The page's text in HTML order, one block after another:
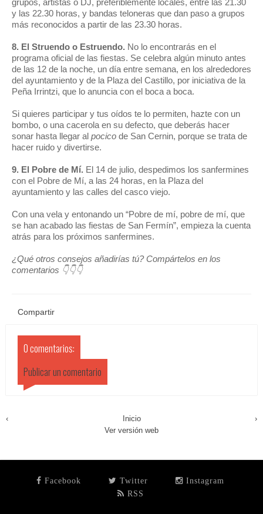
grupos, artistas o DJ, preferiblemente locales, entre las 21.30
y las 22.30 horas, y bandas teloneras que dan paso a grupos
más reconocidos a partir de las 23.30 horas.
8. El Struendo o Estruendo. No lo encontrarás en el
programa oficial de las fiestas. Se celebra algún minuto antes
de las 12 de la noche, un día entre semana, en los alrededores
del ayuntamiento y de la Plaza del Castillo, por iniciativa de la
Peña Irrintzi, que lo anuncia con el boca a boca.
Si quieres participar y tus oídos te lo permiten, hazte con un
bombo, o una cacerola en su defecto, que deberás hacer
sonar hasta llegar al pocico de San Cernin, porque se trata de
hacer ruido y divertirse.
9. El Pobre de Mí. El 14 de julio, despedimos los sanfermines
con el Pobre de Mí, a las 24 horas, en la Plaza del
ayuntamiento y las calles del casco viejo.
Con una vela y entonando un “Pobre de mí, pobre de mí, que
se han acabado las fiestas de San Fermín”, empieza la cuenta
atrás para los próximos sanfermines.
¿Qué otros consejos añadirías tú? Compártelos en los
comentarios 👇👇👇
Compartir
0 comentarios:
Publicar un comentario
‹ ›
Inicio
Ver versión web
Facebook Twitter
Instagram
RSS